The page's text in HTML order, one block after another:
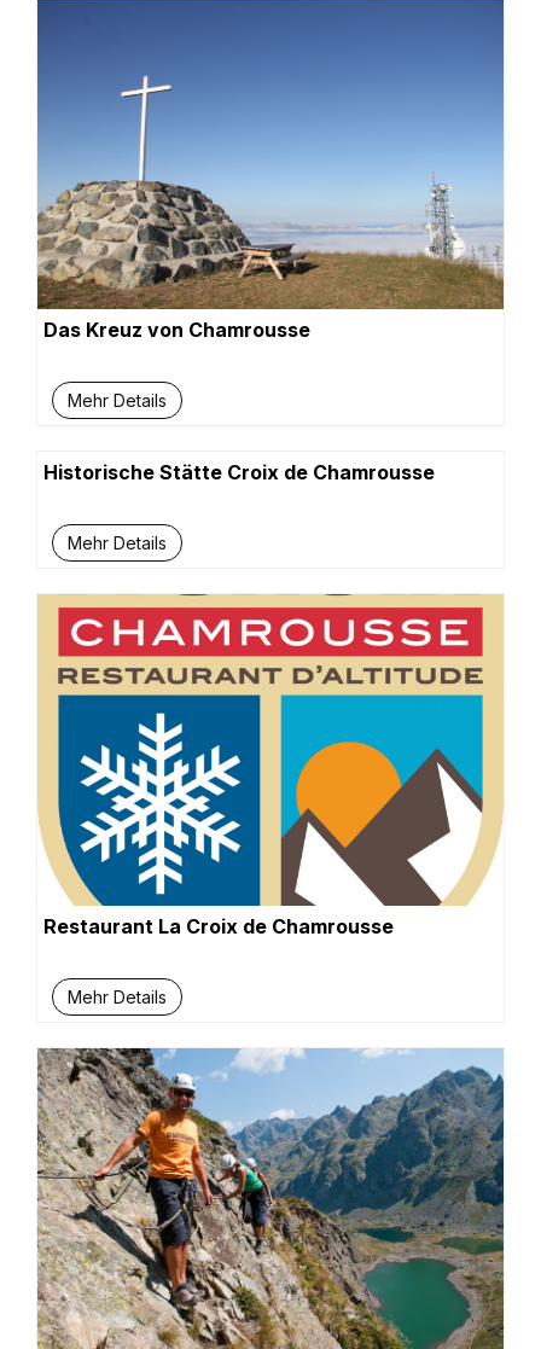
Das Kreuz von Chamrousse
Mehr Details
Historische Stätte Croix de Chamrousse
Mehr Details
Restaurant La Croix de Chamrousse
Mehr Details